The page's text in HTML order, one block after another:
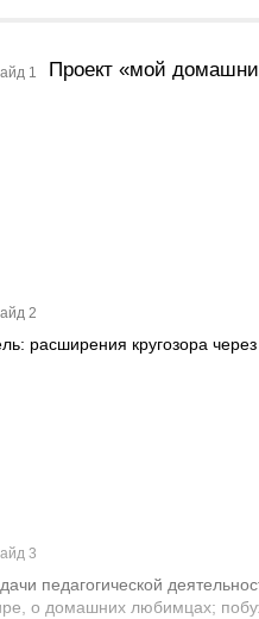
1 Проект «мой
2
расширения кругозора
3
педагогической
о домашних любимцах;